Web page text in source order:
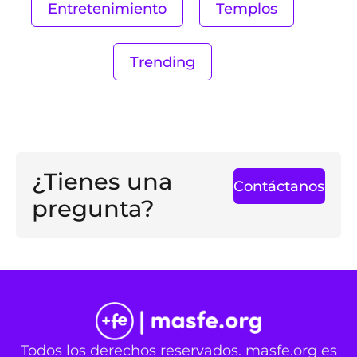
Entretenimiento Templos
Trending
¿Tienes una
pregunta?
Contáctanos
Todos los derechos reservados. masfe.org es